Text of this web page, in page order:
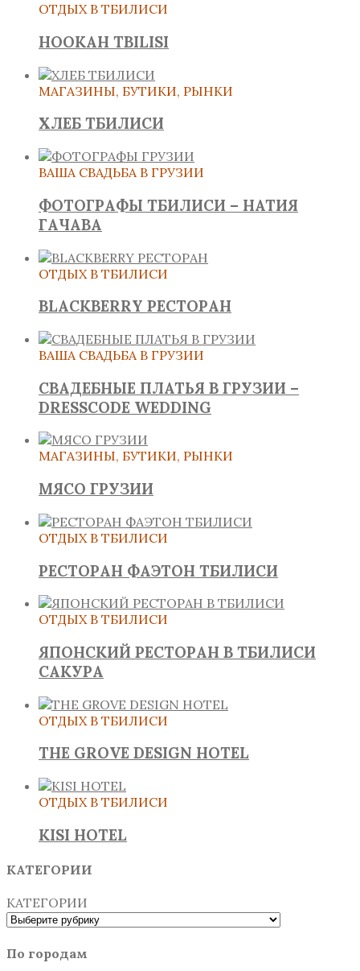
ОТДЫХ В ТБИЛИСИ
HOOKAH TBILISI
МАГАЗИНЫ, БУТИКИ, РЫНКИ
ХЛЕБ ТБИЛИСИ
ВАША СВАДЬБА В ГРУЗИИ
ФОТОГРАФЫ ТБИЛИСИ – НАТИЯ
ГАЧАВА
ОТДЫХ В ТБИЛИСИ
BLACKBERRY РЕСТОРАН
ВАША СВАДЬБА В ГРУЗИИ
СВАДЕБНЫЕ ПЛАТЬЯ В ГРУЗИИ –
DRESSCODE WEDDING
МАГАЗИНЫ, БУТИКИ, РЫНКИ
МЯСО ГРУЗИИ
ОТДЫХ В ТБИЛИСИ
РЕСТОРАН ФАЭТОН ТБИЛИСИ
ОТДЫХ В ТБИЛИСИ
ЯПОНСКИЙ РЕСТОРАН В ТБИЛИСИ
САКУРА
ОТДЫХ В ТБИЛИСИ
THE GROVE DESIGN HOTEL
ОТДЫХ В ТБИЛИСИ
KISI HOTEL
КАТЕГОРИИ
КАТЕГОРИИ
По городам